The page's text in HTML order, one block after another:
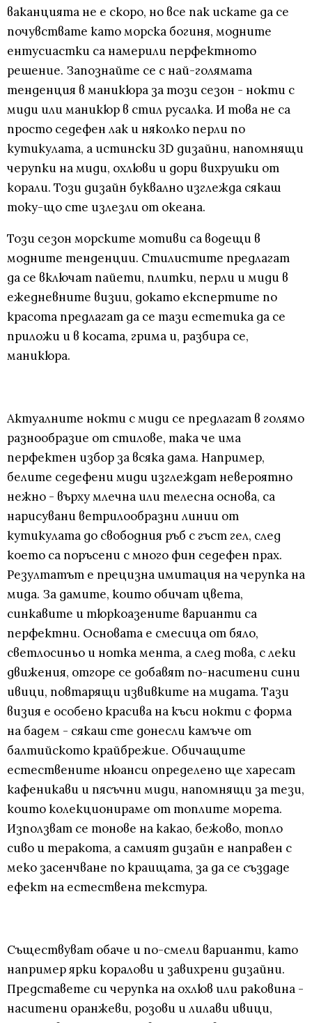
ваканцията не е скоро, но все пак искате да се
почувствате като морска богиня, модните
ентусиастки са намерили перфектното
решение. Запознайте се с най-голямата
тенденция в маникюра за този сезон - нокти с
миди или маникюр в стил русалка. И това не са
просто седефен лак и няколко перли по
кутикулата, а истински 3D дизайни, напомнящи
черупки на миди, охлюви и дори вихрушки от
корали. Този дизайн буквално изглежда сякаш
току-що сте излезли от океана.
Този сезон морските мотиви са водещи в
модните тенденции. Стилистите предлагат
да се включат пайети, плитки, перли и миди в
ежедневните визии, докато експертите по
красота предлагат да се тази естетика да се
приложи и в косата, грима и, разбира се,
маникюра.
Актуалните нокти с миди се предлагат в голямо
разнообразие от стилове, така че има
перфектен избор за всяка дама. Например,
белите седефени миди изглеждат невероятно
нежно - върху млечна или телесна основа, са
нарисувани ветрилообразни линии от
кутикулата до свободния ръб с гъст гел, след
което са поръсени с много фин седефен прах.
Резултатът е прецизна имитация на черупка на
мида. За дамите, които обичат цвета,
синкавите и тюркоазените варианти са
перфектни. Основата е смесица от бяло,
светлосиньо и нотка мента, а след това, с леки
движения, отгоре се добавят по-наситени сини
ивици, повтарящи извивките на мидата. Тази
визия е особено красива на къси нокти с форма
на бадем - сякаш сте донесли камъче от
балтийското крайбрежие. Обичащите
естествените нюанси определено ще харесат
кафеникави и пясъчни миди, напомнящи за тези,
които колекционираме от топлите морета.
Използват се тонове на какао, бежово, топло
сиво и теракота, а самият дизайн е направен с
меко засенчване по краищата, за да се създаде
ефект на естествена текстура.
Съществуват обаче и по-смели варианти, като
например ярки коралови и завихрени дизайни.
Представете си черупка на охлюв или раковина -
наситени оранжеви, розови и лилави ивици,